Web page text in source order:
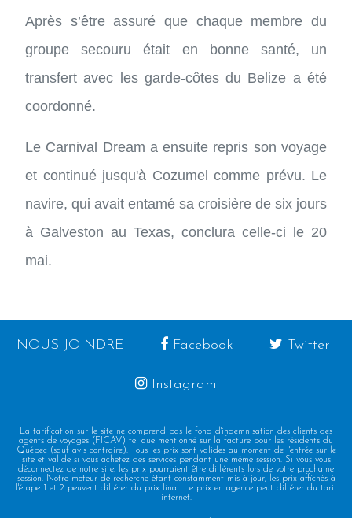
Après s’être assuré que chaque membre du
groupe secouru était en bonne santé, un
transfert avec les garde-côtes du Belize a été
coordonné.
Le Carnival Dream a ensuite repris son voyage
et continué jusqu'à Cozumel comme prévu. Le
navire, qui avait entamé sa croisière de six jours
à Galveston au Texas, conclura celle-ci le 20
mai.
NOUS JOINDRE Facebook Twitter
Instagram
La tarification sur le site ne comprend pas le fond d'indemnisation des clients des
agents de voyages (FICAV) tel que mentionné sur la facture pour les résidents du
Québec (sauf avis contraire). Tous les prix sont valides au moment de l'entrée sur le
site et valide si vous achetez des services pendant une même session. Si vous vous
déconnectez de notre site, les prix pourraient être différents lors de votre prochaine
session. Notre moteur de recherche étant constamment mis à jour, les prix affichés à
l'étape 1 et 2 peuvent différer du prix final. Le prix en agence peut différer du tarif
internet.